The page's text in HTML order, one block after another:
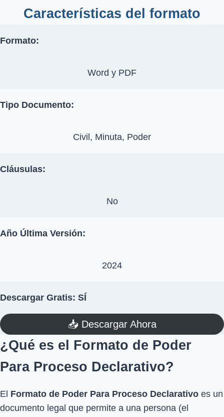
Características del formato
Formato:
Word y PDF
Tipo Documento:
Civil, Minuta, Poder
Cláusulas:
No
Año Última Versión:
2024
Descargar Gratis: SÍ
📥​ Descargar Ahora
¿Qué es el Formato de Poder
Para Proceso Declarativo?
El Formato de Poder Para Proceso Declarativo es un
documento legal que permite a una persona (el